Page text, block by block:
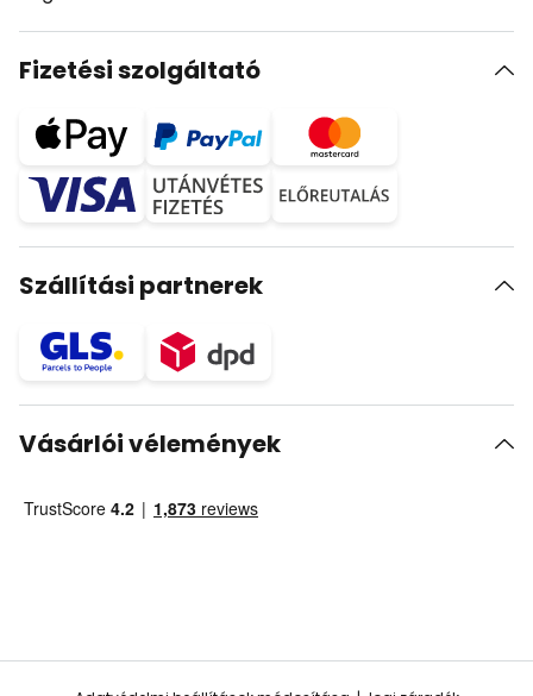
Fizetési szolgáltató
Szállítási partnerek
Vásárlói vélemények